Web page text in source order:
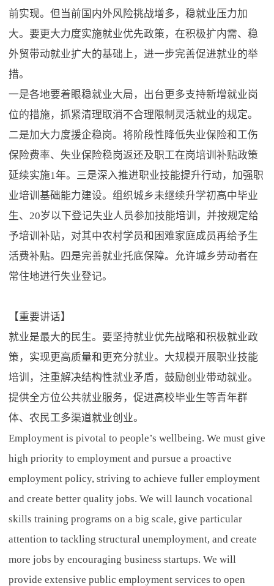
前实现。但当前国内外风险挑战增多，稳就业压力加
大。要更大力度实施就业优先政策，在积极扩内需、稳
外贸带动就业扩大的基础上，进一步完善促进就业的举
措。
一是各地要着眼稳就业大局，出台更多支持新增就业岗
位的措施，抓紧清理取消不合理限制灵活就业的规定。
二是加大力度援企稳岗。将阶段性降低失业保险和工伤
保险费率、失业保险稳岗返还及职工在岗培训补贴政策
延续实施1年。三是深入推进职业技能提升行动，加强职
业培训基础能力建设。组织城乡未继续升学初高中毕业
生、20岁以下登记失业人员参加技能培训，并按规定给
予培训补贴，对其中农村学员和困难家庭成员再给予生
活费补贴。四是完善就业托底保障。允许城乡劳动者在
常住地进行失业登记。
【重要讲话】
就业是最大的民生。要坚持就业优先战略和积极就业政
策，实现更高质量和更充分就业。大规模开展职业技能
培训，注重解决结构性就业矛盾，鼓励创业带动就业。
提供全方位公共就业服务，促进高校毕业生等青年群
体、农民工多渠道就业创业。
Employment is pivotal to people’s wellbeing. We must give
high priority to employment and pursue a proactive
employment policy, striving to achieve fuller employment
and create better quality jobs. We will launch vocational
skills training programs on a big scale, give particular
attention to tackling structural unemployment, and create
more jobs by encouraging business startups. We will
provide extensive public employment services to open